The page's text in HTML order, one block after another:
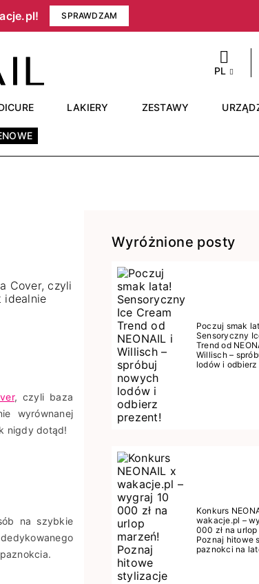
SPRAWDZAM
PL
LAKIERY ZESTAWY
Cover, czyli
idealnie
, czyli baza
wyrównanej
nigdy dotąd!
na szybkie
paznokcia.
Wyróżnione posty
Poczuj smak
Sensoryczny
Trend od
Willisch –
lodów i
Konkurs
wakacje.pl –
000 zł na
Poznaj hitowe
paznokci na